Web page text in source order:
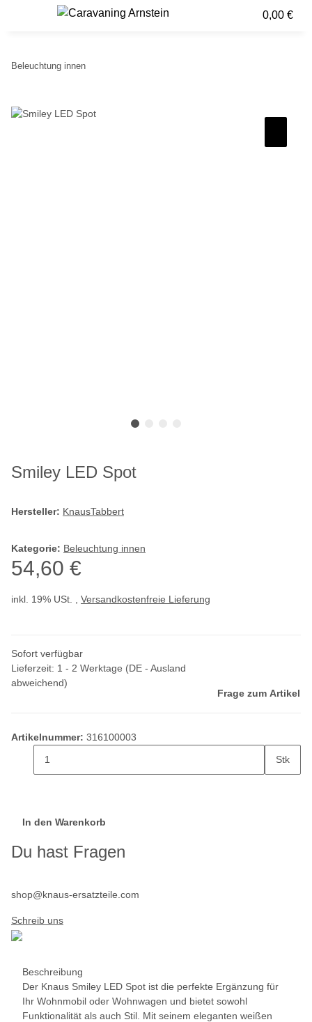
0,00 €
Beleuchtung innen
Smiley LED Spot
Hersteller: KnausTabbert
Kategorie: Beleuchtung innen
54,60 €
inkl. 19% USt. , Versandkostenfreie Lieferung
Sofort verfügbar
Lieferzeit: 1 - 2 Werktage (DE - Ausland
abweichend)
Frage zum Artikel
Artikelnummer: 316100003
Stk
In den Warenkorb
Du hast Fragen
shop@knaus-ersatzteile.com
Schreib uns
Beschreibung
Der Knaus Smiley LED Spot ist die perfekte Ergänzung für
Ihr Wohnmobil oder Wohnwagen und bietet sowohl
Funktionalität als auch Stil. Mit seinem eleganten weißen